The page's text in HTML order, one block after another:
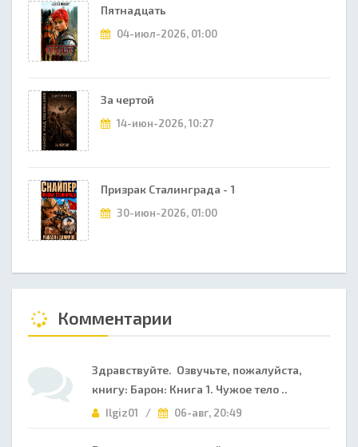
Пятнадцать
04-июл-2026, 01:00
За чертой
14-июн-2026, 10:27
Призрак Сталинграда - 1
30-июн-2026, 01:00
Комментарии
Здравствуйте. Озвучьте, пожалуйста,
книгу: Барон: Книга 1. Чужое тело ..
Ilgiz01 / 06-авг, 20:49